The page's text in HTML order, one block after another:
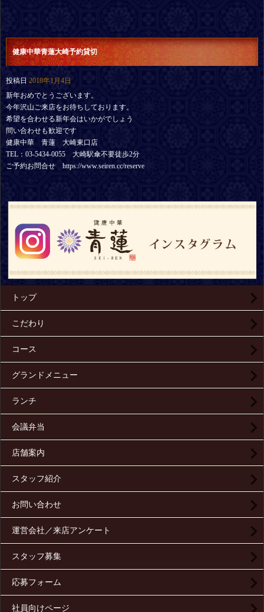
健康中華青蓮大崎予約貸切
投稿日 2018年1月4日
新年おめでとうございます。
今年沢山ご来店をお待ちしております。
希望を合わせる新年会はいかがでしょう
問い合わせも歓迎です
健康中華 青蓮 大崎東口店
TEL：03-5434-0055 大崎駅傘不要徒歩2分
ご予約お問合せ https://www.seiren.cc/reserve
トップ
こだわり
コース
グランドメニュー
ランチ
会議弁当
店舗案内
スタッフ紹介
お問い合わせ
運営会社／来店アンケート
スタッフ募集
応募フォーム
社員向けページ